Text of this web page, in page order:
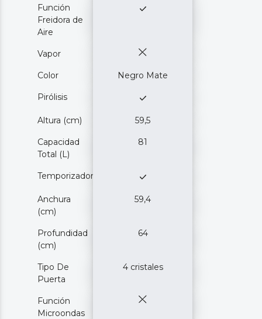
Función
Freidora de
Aire
Vapor
Color Negro Mate
Pirólisis
Altura (cm) 59,5
Capacidad
Total (L)
81
Temporizador
Anchura
(cm)
59,4
Profundidad
(cm)
64
Tipo De
Puerta
4 cristales
Función
Microondas